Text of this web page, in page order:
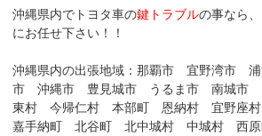
沖縄県内でトヨタ車の鍵トラブルの事なら
にお任せ下さい！！
沖縄県内の出張地域：那覇市 宜野湾市
市 沖縄市 豊見城市 うるま市 南城市
東村 今帰仁村 本部町 恩納村 宜野座
嘉手納町 北谷町 北中城村 中城村 西